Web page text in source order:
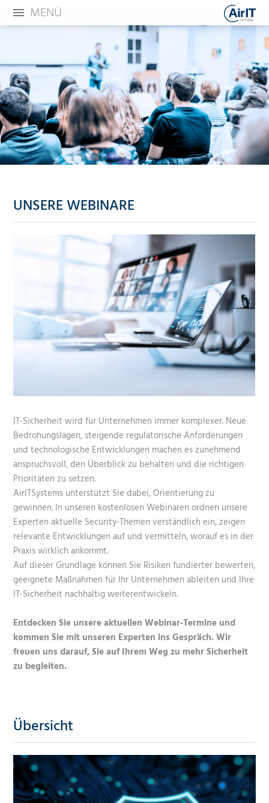
MENÜ
UNSERE WEBINARE
IT-Sicherheit wird für Unternehmen immer komplexer. Neue
Bedrohungslagen, steigende regulatorische Anforderungen
und technologische Entwicklungen machen es zunehmend
anspruchsvoll, den Überblick zu behalten und die richtigen
Prioritäten zu setzen.
AirITSystems unterstützt Sie dabei, Orientierung zu
gewinnen. In unseren kostenlosen Webinaren ordnen unsere
Experten aktuelle Security-Themen verständlich ein, zeigen
relevante Entwicklungen auf und vermitteln, worauf es in der
Praxis wirklich ankommt.
Auf dieser Grundlage können Sie Risiken fundierter bewerten,
geeignete Maßnahmen für Ihr Unternehmen ableiten und Ihre
IT-Sicherheit nachhaltig weiterentwickeln.
Entdecken Sie unsere aktuellen Webinar-Termine und
kommen Sie mit unseren Experten ins Gespräch. Wir
freuen uns darauf, Sie auf Ihrem Weg zu mehr Sicherheit
zu begleiten.
Übersicht